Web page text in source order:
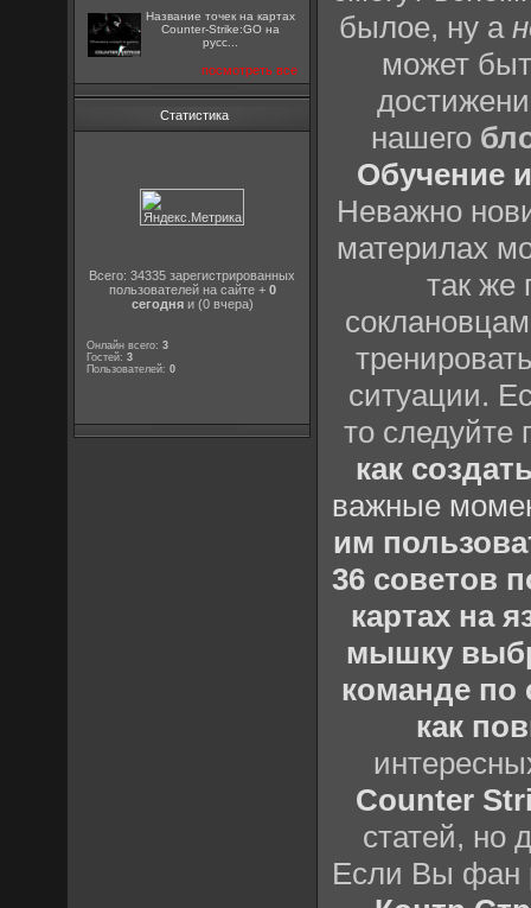
Название точек на картах
Counter-Strike:GO на
русс...
посмотреть все
Статистика
Всего: 34335 зарегистрированных
пользователей на сайте + 0
сегодняи (0 вчера)
Онлайн всего:3
Гостей:3
Пользователей:0
былое, ну а
может
нашего
Обучение
Неважно
материлах
так же
ситуации.
то
как
важные
им
36 советов
картах на
мышку
команде по
как
Counter
статей, но
Если Вы фан